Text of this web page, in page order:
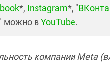
*, Instagram*, "
можно вYouTube.
компании Meta